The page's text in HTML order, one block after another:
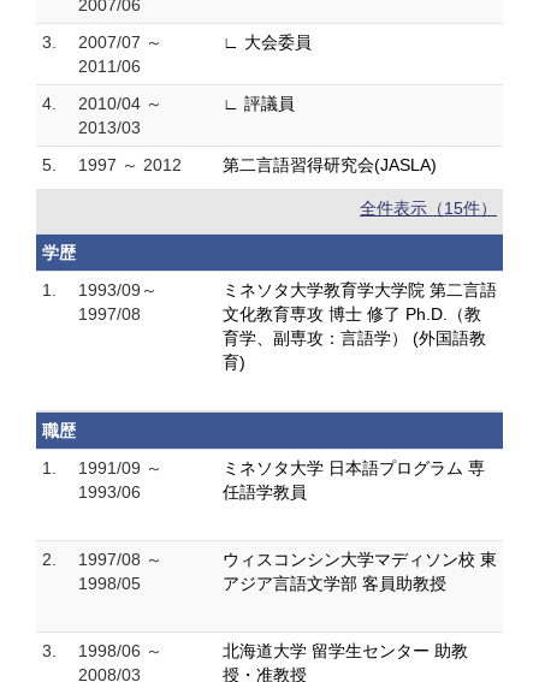
2007/06
3.
2007/07 ～
2011/06
∟ 大会委員
4.
2010/04 ～
2013/03
∟ 評議員
5. 1997 ～ 2012 第二言語習得研究会(JASLA)
全件表示（15件）
学歴
1.
1993/09～
1997/08
ミネソタ大学教育学大学院 第二言語
文化教育専攻 博士 修了 Ph.D.（教
育学、副専攻：言語学） (外国語教
育)
職歴
1.
1991/09 ～
1993/06
ミネソタ大学 日本語プログラム 専
任語学教員
2.
1997/08 ～
1998/05
ウィスコンシン大学マディソン校 東
アジア言語文学部 客員助教授
3.
1998/06 ～
2008/03
北海道大学 留学生センター 助教
授・准教授